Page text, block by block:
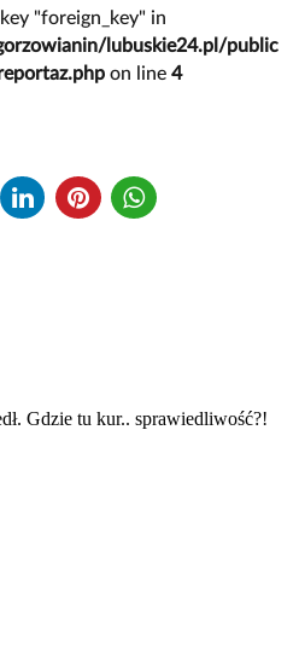
"foreign_key" in
lubuskie24.pl/public
on line 4